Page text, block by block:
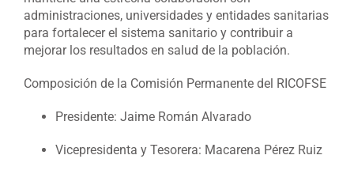
administraciones, universidades y entidades sanitarias
para fortalecer el sistema sanitario y contribuir a
mejorar los resultados en salud de la población.
Composición de la Comisión Permanente del RICOFSE
Presidente: Jaime Román Alvarado
Vicepresidenta y Tesorera: Macarena Pérez Ruiz